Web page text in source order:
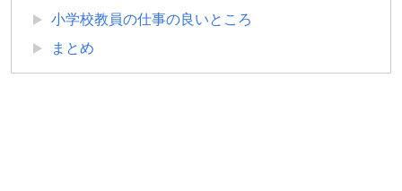
小学校教員の仕事の良いところ
まとめ